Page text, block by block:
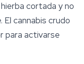
cortada y no
cannabis crudo
para activarse